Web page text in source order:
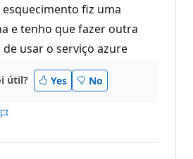
fiz uma
e tenho que fazer outra
usar o serviço azure
útil? Yes No